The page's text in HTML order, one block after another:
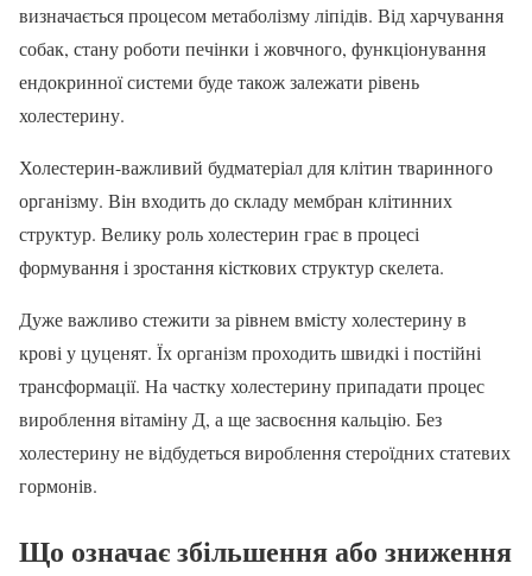
визначається процесом метаболізму ліпідів. Від харчування
собак, стану роботи печінки і жовчного, функціонування
ендокринної системи буде також залежати рівень
холестерину.
Холестерин-важливий будматеріал для клітин тваринного
організму. Він входить до складу мембран клітинних
структур. Велику роль холестерин грає в процесі
формування і зростання кісткових структур скелета.
Дуже важливо стежити за рівнем вмісту холестерину в
крові у цуценят. Їх організм проходить швидкі і постійні
трансформації. На частку холестерину припадати процес
вироблення вітаміну Д, а ще засвоєння кальцію. Без
холестерину не відбудеться вироблення стероїдних статевих
гормонів.
Що означає збільшення або зниження